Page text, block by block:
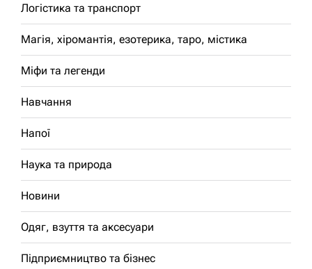
Логістика та транспорт
Магія, хіромантія, езотерика, таро, містика
Міфи та легенди
Навчання
Напої
Наука та природа
Новини
Одяг, взуття та аксесуари
Підприємництво та бізнес